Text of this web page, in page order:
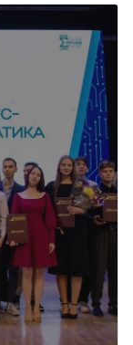
разработана
с партнерами